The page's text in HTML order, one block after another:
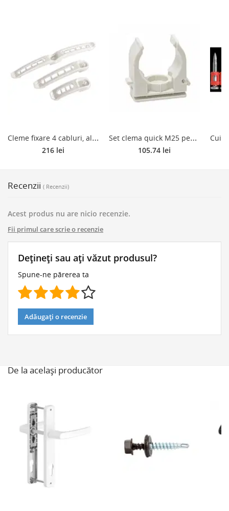
C
leme fixare 4 cabluri, alb, 100 bucati/set
216 lei
S
et clema quick M25 pentru pistol, 100 bucati
105.74 lei
Recenzii ( Recenzii)
Acest produs nu are nicio recenzie.
Fii primul care scrie o recenzie
Dețineți sau ați văzut produsul?
Spune-ne părerea ta
Adăugați o recenzie
De la același producător